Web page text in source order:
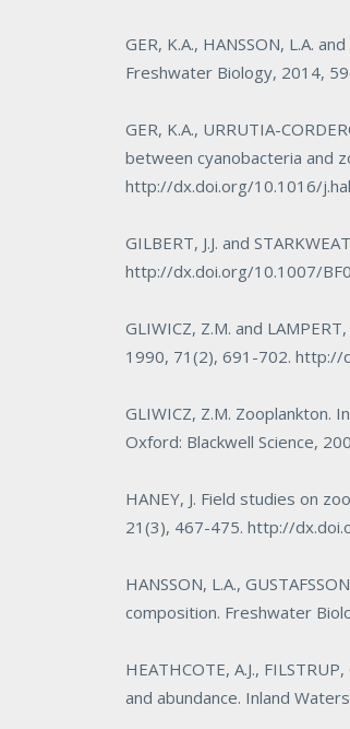
GER, K.A., HANSSON, L.A.
Freshwater Biology, 2014,
GER, K.A., URRUTIA-
between cyanobacteria and
http://dx.doi.org/10.1016/
GILBERT, J.J. and
http://dx.doi.org/10.1007/
GLIWICZ, Z.M. and
1990, 71(2), 691-702.http://
GLIWICZ, Z.M. Zooplankton.
Oxford: Blackwell Science,
HANEY, J. Field studies on
21(3), 467-475.http://
HANSSON, L.A.,
composition. Freshwater
HEATHCOTE, A.J.,
and abundance. Inland Waters